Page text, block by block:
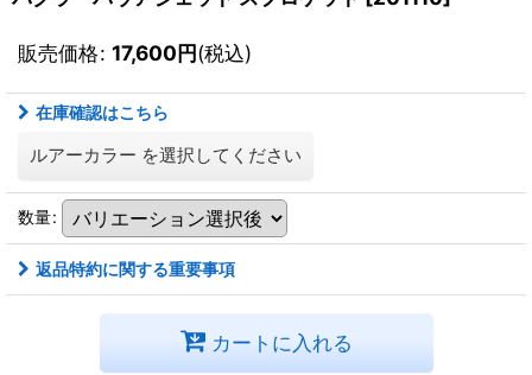
販売価格: 17,600円(税込)
在庫確認はこちら
ルアーカラー を選択してください
数量:
返品特約に関する重要事項
カートに入れる